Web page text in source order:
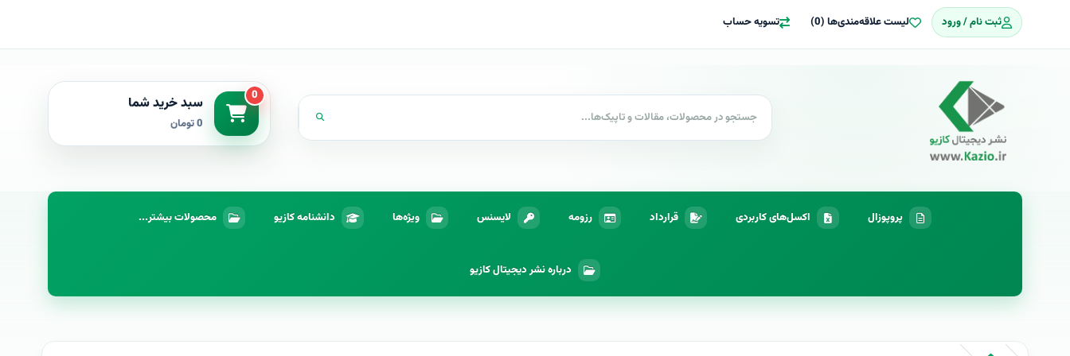
ثبت نام / ورود لیست علاقه‌مندی‌ها (0) تسویه حساب
0 سبد خرید شما
0 تومان
پروپوزال اکسل‌های کاربردی قرارداد رزومه لایسنس ویژه‌ها دانشنامه کازیو محصولات بیشتر...
درباره نشر دیجیتال کازیو